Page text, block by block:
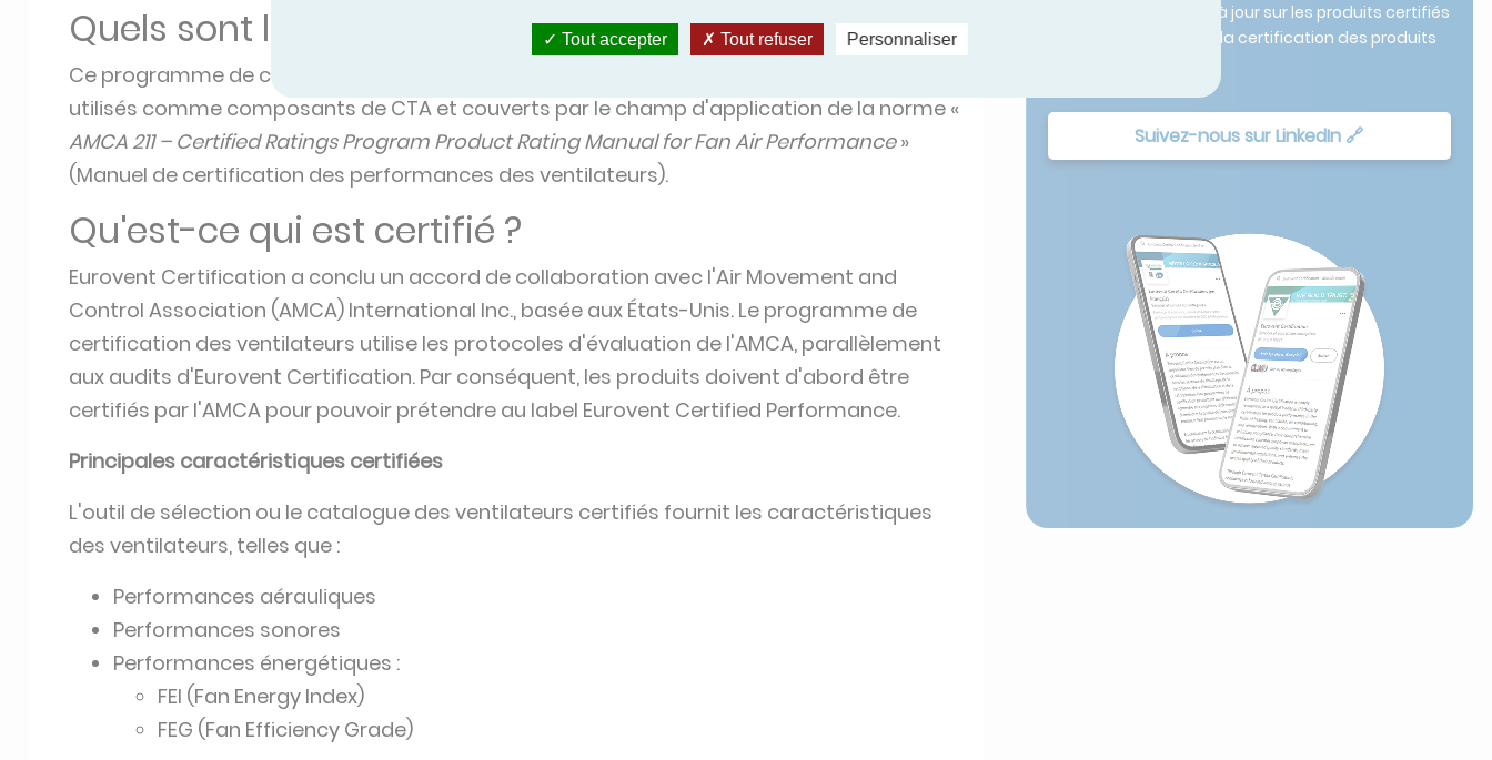
Quels sont les produits concernés ?
Ce programme de certification s'applique à tous les types de ventilateurs destinés à être
utilisés comme composants de CTA et couverts par le champ d'application de la norme «
AMCA 211 – Certified Ratings Program Product Rating Manual for Fan Air Performance»
(Manuel de certification des performances des ventilateurs).
Qu'est-ce qui est certifié ?
Eurovent Certification a conclu un accord de collaboration avec l'Air Movement and
Control Association (AMCA) International Inc., basée aux États-Unis. Le programme de
certification des ventilateurs utilise les protocoles d'évaluation de l'AMCA, parallèlement
aux audits d'Eurovent Certification. Par conséquent, les produits doivent d'abord être
certifiés par l'AMCA pour pouvoir prétendre au label Eurovent Certified Performance.
Principales caractéristiques certifiées
L'outil de sélection ou le catalogue des ventilateurs certifiés fournit les caractéristiques
des ventilateurs, telles que :
Performances aérauliques
Performances sonores
Performances énergétiques :
FEI (Fan Energy Index)
FEG (Fan Efficiency Grade)
secteur et des mises à jour sur les produits certifiés
du leader mondial de la certification des produits
Suivez-nous sur LinkedIn 🔗
Tout accepter Tout refuser Personnaliser